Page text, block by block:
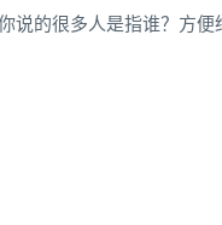
说的很多人是指谁？方便